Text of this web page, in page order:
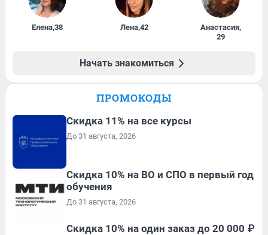
Елена,38 Лена,42 Анастасия,
29
Начать знакомиться
ПРОМОКОДЫ
Скидка 11% на все курсы
До 31 августа, 2026
Скидка 10% на ВО и СПО в первый год
обучения
До 31 августа, 2026
Скидка 10% на один заказ до 20 000 ₽